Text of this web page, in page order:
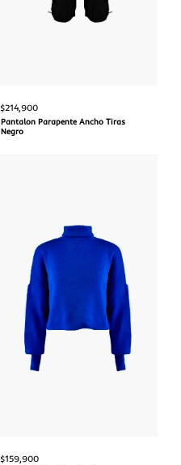
$214,900
Pantalon Parapente Ancho Tiras
Negro
$159,900